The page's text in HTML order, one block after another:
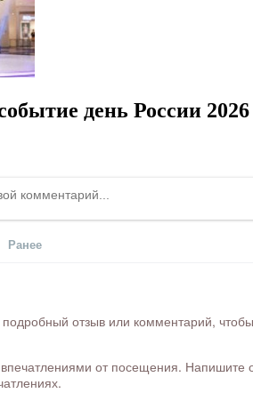
день России
Ранее
подробный отзыв или комментарий,
от посещения. Напишите